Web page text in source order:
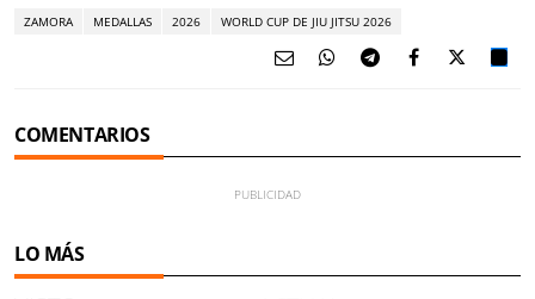
ZAMORA MEDALLAS 2026 WORLD CUP DE JIU JITSU 2026
COMENTARIOS
LO MÁS